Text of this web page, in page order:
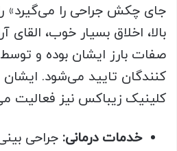
جای چکش جراحی را می‌گیرد» را
بالا، اخلاق بسیار خوب، القای
صفات بارز ایشان بوده و
کنندگان تایید می‌شود. ایشان
کلینیک زیباکس نیز فعالیت
خدمات درمانی: جراحی